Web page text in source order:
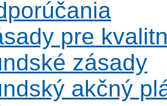
pre
zásady
akčný